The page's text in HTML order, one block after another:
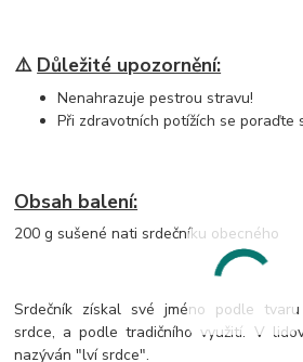
⚠️ Důležité upozornění:
Nenahrazuje pestrou stravu!
Při zdravotních potížích se poraďte
Obsah balení:
200 g sušené nati srdečníku obecného
Srdečník získal své jméno podle
srdce, a podle tradičního využití. V
nazýván "lví srdce".